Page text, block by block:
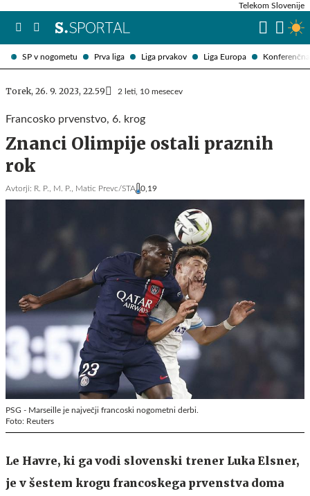
SP v nogometu Prva liga Liga prvakov Liga Europa
Telekom Slovenije
Torek, 26. 9. 2023, 22.59 2 leti, 10 mesecev
Francosko prvenstvo, 6. krog
Znanci Olimpije ostali praznih
rok
Avtorji: R. P., M. P., Matic Prevc/STA 0,19
PSG - Marseille je največji francoski nogometni derbi.
Foto: Reuters
Le Havre, ki ga vodi slovenski trener Luka Elsner,
je v šestem krogu francoskega prvenstva doma